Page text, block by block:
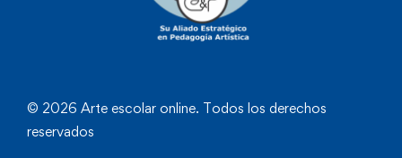
© 2026 Arte escolar online. Todos los derechos
reservados